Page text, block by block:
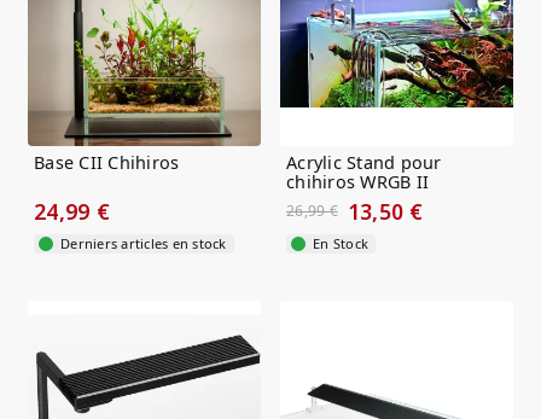
Base CII Chihiros
24,99 €
Derniers articles en stock
Acrylic Stand pour
chihiros WRGB II
26,99 € 13,50 €
En Stock